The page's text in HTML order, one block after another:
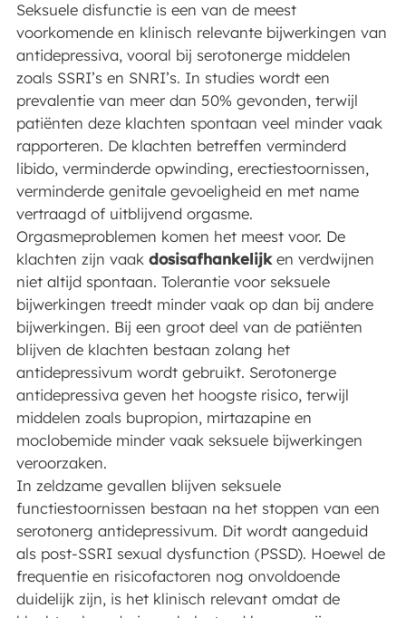
Seksuele disfunctie is een van de meest
voorkomende en klinisch relevante bijwerkingen van
antidepressiva, vooral bij serotonerge middelen
zoals SSRI’s en SNRI’s. In studies wordt een
prevalentie van meer dan 50% gevonden, terwijl
patiënten deze klachten spontaan veel minder vaak
rapporteren. De klachten betreffen verminderd
libido, verminderde opwinding, erectiestoornissen,
verminderde genitale gevoeligheid en met name
vertraagd of uitblijvend orgasme.
Orgasmeproblemen komen het meest voor. De
klachten zijn vaak dosisafhankelijken verdwijnen
niet altijd spontaan. Tolerantie voor seksuele
bijwerkingen treedt minder vaak op dan bij andere
bijwerkingen. Bij een groot deel van de patiënten
blijven de klachten bestaan zolang het
antidepressivum wordt gebruikt. Serotonerge
antidepressiva geven het hoogste risico, terwijl
middelen zoals bupropion, mirtazapine en
moclobemide minder vaak seksuele bijwerkingen
veroorzaken.
In zeldzame gevallen blijven seksuele
functiestoornissen bestaan na het stoppen van een
serotonerg antidepressivum. Dit wordt aangeduid
als post-SSRI sexual dysfunction (PSSD). Hoewel de
frequentie en risicofactoren nog onvoldoende
duidelijk zijn, is het klinisch relevant omdat de